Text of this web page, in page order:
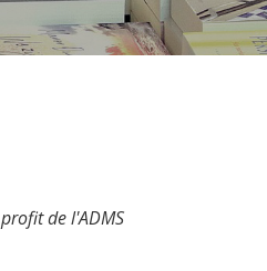
de l'ADMS